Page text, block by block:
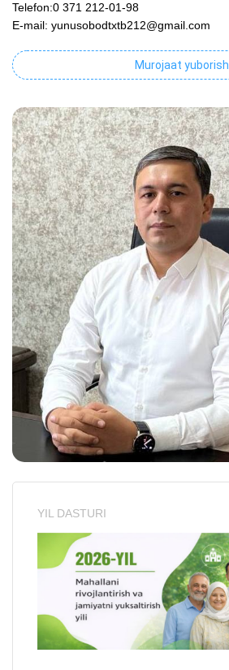
Telefon:0 371 212-01-98
E-mail: yunusobodtxtb212@gmail.com
Murojaat yuborish
YIL DASTURI